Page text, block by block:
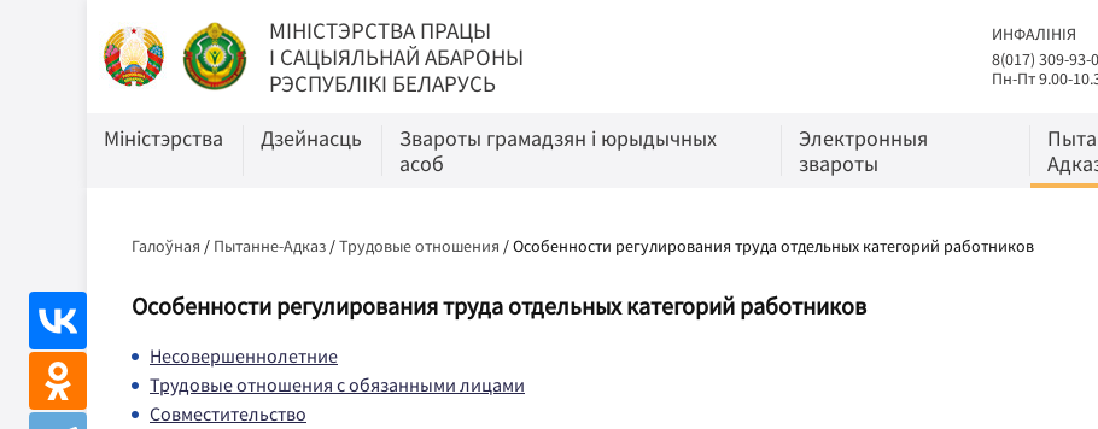
МIНIСТЭРСТВА ПРАЦЫ
I САЦЫЯЛЬНАЙ АБАРОНЫ
РЭСПУБЛІКІ БЕЛАРУСЬ
ИНФАЛІНІЯ
8(017) 309-93-
Пн-Пт 9.00-
Міністэрства Дзейнасць
Звароты грамадзян і юрыдычных
асоб
Электронныя
звароты
Галоўная / Пытанне-Адказ /Трудовые отношения /Особенности регулирования труда отдельных категорий работников
Особенности регулирования труда отдельных категорий работников
Несовершеннолетние
Трудовые отношения с обязанными лицами
Совместительство